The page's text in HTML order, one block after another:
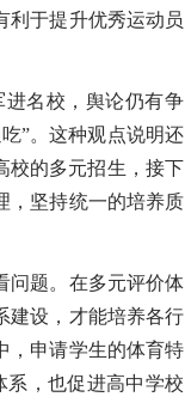
利于提升优秀运动员
名校，舆论仍有争
”。这种观点说明还
校的多元招生，接下
，坚持统一的培养质
题。在多元评价体
建设，才能培养各行
，申请学生的体育特
系，也促进高中学校